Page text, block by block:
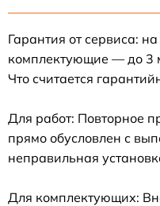
Гарантия от сервиса:
комплектующие — до 3
Что считается
Для работ: Повторное
прямо обусловлен с
неправильная
Для комплектующих: